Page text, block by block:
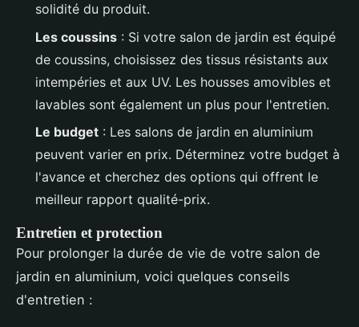
solidité du produit.
Les coussins : Si votre salon de jardin est équipé
de coussins, choisissez des tissus résistants aux
intempéries et aux UV. Les housses amovibles et
lavables sont également un plus pour l'entretien.
Le budget : Les salons de jardin en aluminium
peuvent varier en prix. Déterminez votre budget à
l'avance et cherchez des options qui offrent le
meilleur rapport qualité-prix.
Entretien et protection
Pour prolonger la durée de vie de votre salon de
jardin en aluminium, voici quelques conseils
d'entretien :